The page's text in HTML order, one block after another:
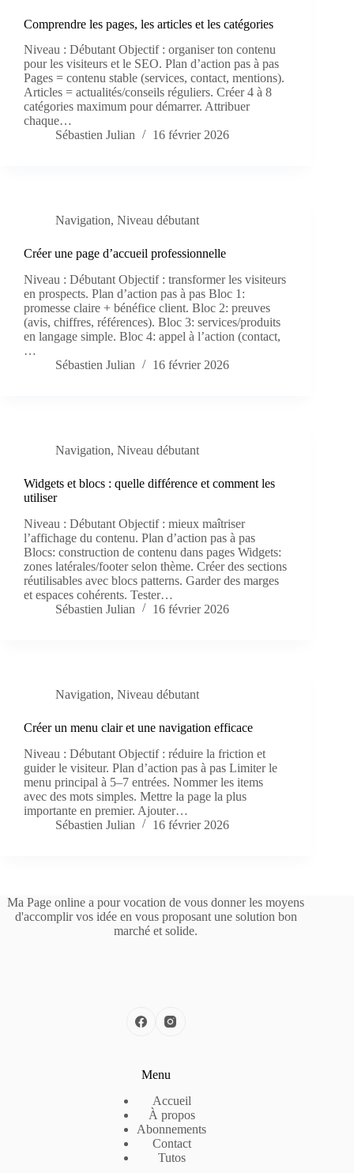
Comprendre les pages, les articles et les catégories
Niveau : Débutant Objectif : organiser ton contenu
pour les visiteurs et le SEO. Plan d’action pas à pas
Pages = contenu stable (services, contact, mentions).
Articles = actualités/conseils réguliers. Créer 4 à 8
catégories maximum pour démarrer. Attribuer
chaque…
Sébastien Julian
16 février 2026
Navigation, Niveau débutant
Créer une page d’accueil professionnelle
Niveau : Débutant Objectif : transformer les visiteurs
en prospects. Plan d’action pas à pas Bloc 1:
promesse claire + bénéfice client. Bloc 2: preuves
(avis, chiffres, références). Bloc 3: services/produits
en langage simple. Bloc 4: appel à l’action (contact,
…
Sébastien Julian
16 février 2026
Navigation, Niveau débutant
Widgets et blocs : quelle différence et comment les
utiliser
Niveau : Débutant Objectif : mieux maîtriser
l’affichage du contenu. Plan d’action pas à pas
Blocs: construction de contenu dans pages Widgets:
zones latérales/footer selon thème. Créer des sections
réutilisables avec blocs patterns. Garder des marges
et espaces cohérents. Tester…
Sébastien Julian
16 février 2026
Navigation, Niveau débutant
Créer un menu clair et une navigation efficace
Niveau : Débutant Objectif : réduire la friction et
guider le visiteur. Plan d’action pas à pas Limiter le
menu principal à 5–7 entrées. Nommer les items
avec des mots simples. Mettre la page la plus
importante en premier. Ajouter…
Sébastien Julian
16 février 2026
Ma Page online a pour vocation de vous donner les moyens
d'accomplir vos idée en vous proposant une solution bon
marché et solide.
Menu
Accueil
À propos
Abonnements
Contact
Tutos